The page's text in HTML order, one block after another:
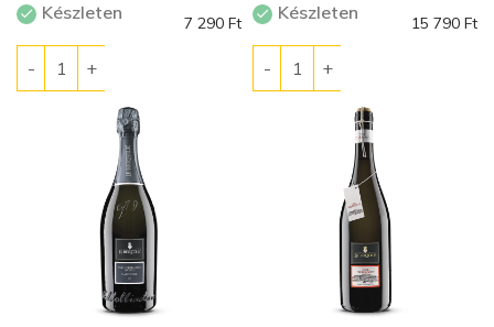
Készleten 7 290 Ft Készleten 15 790 Ft